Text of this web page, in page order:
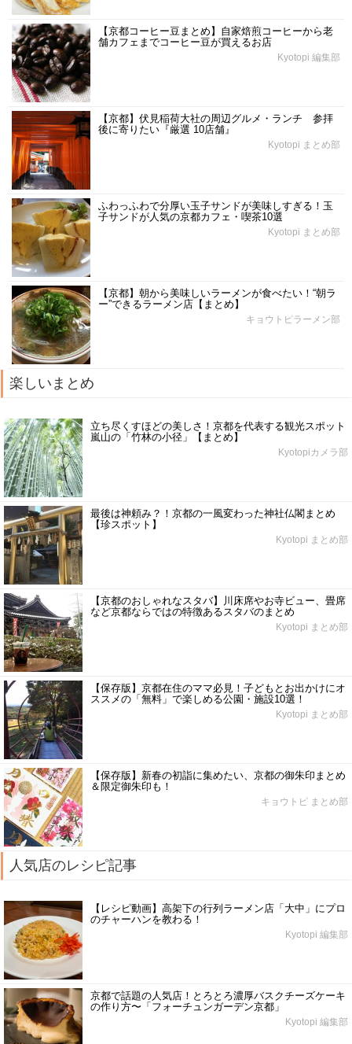
【京都コーヒー豆まとめ】自家焙煎コーヒーから老
舗カフェまでコーヒー豆が買えるお店
Kyotopi 編集部
【京都】伏見稲荷大社の周辺グルメ・ランチ 参拝
後に寄りたい『厳選 10店舗』
Kyotopi まとめ部
ふわっふわで分厚い玉子サンドが美味しすぎる！玉
子サンドが人気の京都カフェ・喫茶10選
Kyotopi まとめ部
【京都】朝から美味しいラーメンが食べたい！“朝ラ
ー”できるラーメン店【まとめ】
キョウトピラーメン部
楽しいまとめ
立ち尽くすほどの美しさ！京都を代表する観光スポット
嵐山の「竹林の小径」【まとめ】
Kyotopiカメラ部
最後は神頼み？！京都の一風変わった神社仏閣まとめ
【珍スポット】
Kyotopi まとめ部
【京都のおしゃれなスタバ】川床席やお寺ビュー、畳席
など京都ならではの特徴あるスタバのまとめ
Kyotopi まとめ部
【保存版】京都在住のママ必見！子どもとお出かけにオ
ススメの「無料」で楽しめる公園・施設10選！
Kyotopi まとめ部
【保存版】新春の初詣に集めたい、京都の御朱印まとめ
＆限定御朱印も！
キョウトピ まとめ部
人気店のレシピ記事
【レシピ動画】高架下の行列ラーメン店「大中」にプロ
のチャーハンを教わる！
Kyotopi 編集部
京都で話題の人気店！とろとろ濃厚バスクチーズケーキ
の作り方〜「フォーチュンガーデン京都」
Kyotopi 編集部